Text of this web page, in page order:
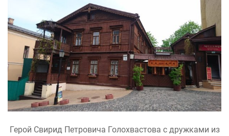
Герой Свирид Петровича Голохвастова с дружками из